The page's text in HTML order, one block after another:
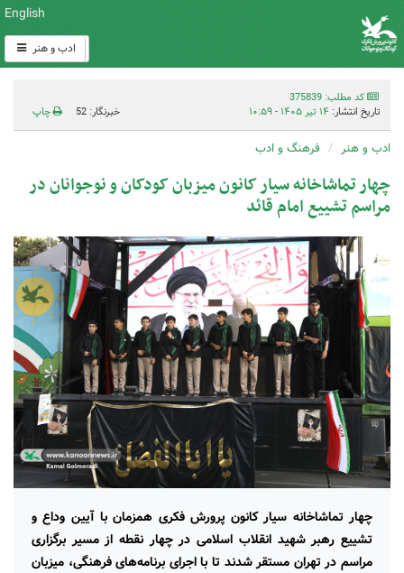
English
ادب و هنر
کد مطلب: 375839
تاریخ انتشار: ۱۴ تیر ۱۴۰۵ - ۱۰:۵۹ خبرنگار: 52 چاپ
ادب و هنر فرهنگ و ادب
چهار تماشاخانه سیار کانون میزبان کودکان و نوجوانان در
مراسم تشییع امام قائد
چهار تماشاخانه سیار کانون پرورش فکری همزمان با آیین وداع و
تشییع رهبر شهید انقلاب اسلامی در چهار نقطه از مسیر برگزاری
مراسم در تهران مستقر شدند تا با اجرای برنامه‌های فرهنگی، میزبان